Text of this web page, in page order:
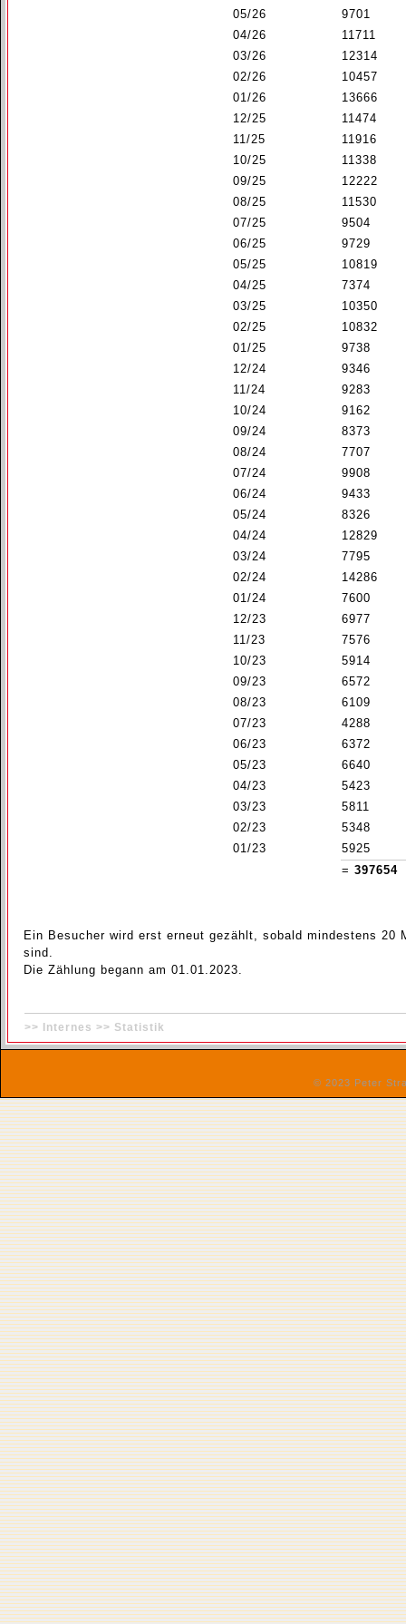
05/26
9701
04/26
11711
03/26
12314
02/26
10457
01/26
13666
12/25
11474
11/25
11916
10/25
11338
09/25
12222
08/25
11530
07/25
9504
06/25
9729
05/25
10819
04/25
7374
03/25
10350
02/25
10832
01/25
9738
12/24
9346
11/24
9283
10/24
9162
09/24
8373
08/24
7707
07/24
9908
06/24
9433
05/24
8326
04/24
12829
03/24
7795
02/24
14286
01/24
7600
12/23
6977
11/23
7576
10/23
5914
09/23
6572
08/23
6109
07/23
4288
06/23
6372
05/23
6640
04/23
5423
03/23
5811
02/23
5348
01/23
5925
= 397654
Ein Besucher wird erst erneut gezählt, sobald mindestens 20
sind.
Die Zählung begann am 01.01.2023.
>> Internes >> Statistik
© 2023 Peter